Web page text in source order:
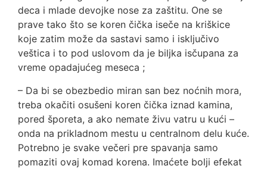
deca i mlade devojke nose za zaštitu. One se
prave tako što se koren čička iseče na kriškice
koje zatim može da sastavi samo i isključivo
veštica i to pod uslovom da je biljka isčupana za
vreme opadajućeg meseca ;
– Da bi se obezbedio miran san bez noćnih mora,
treba okačiti osušeni koren čička iznad kamina,
pored šporeta, a ako nemate živu vatru u kući –
onda na prikladnom mestu u centralnom delu kuće.
Potrebno je svake večeri pre spavanja samo
pomaziti ovaj komad korena. Imaćete bolji efekat